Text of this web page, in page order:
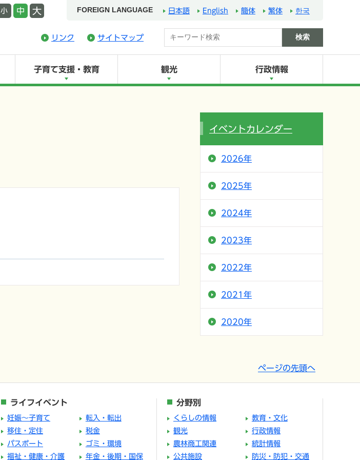
小 中 大 FOREIGN LANGUAGE 日本語 English 簡体 繁体 한국
リンク サイトマップ
子育て支援・教育 観光 行政情報
イベントカレンダー
2026年
2025年
2024年
2023年
2022年
2021年
2020年
ページの先頭へ
ライフイベント
妊娠～子育て
転入・転出
移住・定住
税金
パスポート
ゴミ・環境
福祉・健康・介護
年金・後期・国保
分野別
くらしの情報
教育・文化
観光
行政情報
農林商工関連
統計情報
公共施設
防災・防犯・交通